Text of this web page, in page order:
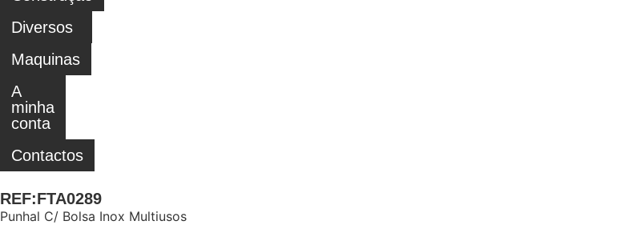
Diversos
Maquinas
A
minha
conta
Contactos
REF:FTA0289
Punhal C/ Bolsa Inox Multiusos